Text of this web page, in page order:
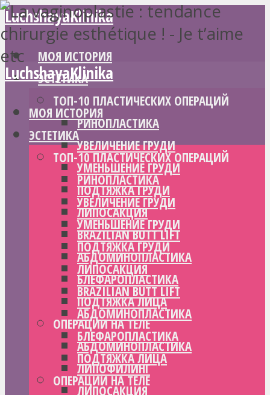
LuchshayaKlinika
МОЯ ИСТОРИЯ
ЭСТЕТИКА
ТОП-10 ПЛАСТИЧЕСКИХ ОПЕРАЦИЙ
РИНОПЛАСТИКА
УВЕЛИЧЕНИЕ ГРУДИ
УМЕНЬШЕНИЕ ГРУДИ
ПОДТЯЖКА ГРУДИ
ЛИПОСАКЦИЯ
BRAZILIAN BUTT LIFT
АБДОМИНОПЛАСТИКА
БЛЕФАРОПЛАСТИКА
ПОДТЯЖКА ЛИЦА
ОПЕРАЦИИ НА ТЕЛЕ
АБДОМИНОПЛАСТИКА
ЛИПОФИЛИНГ
ЛИПОСАКЦИЯ
LuchshayaKlinika
МОЯ ИСТОРИЯ
ЭСТЕТИКА
ТОП-10 ПЛАСТИЧЕСКИХ ОПЕРАЦИЙ
РИНОПЛАСТИКА
УВЕЛИЧЕНИЕ ГРУДИ
УМЕНЬШЕНИЕ ГРУДИ
ПОДТЯЖКА ГРУДИ
ЛИПОСАКЦИЯ
BRAZILIAN BUTT LIFT
АБДОМИНОПЛАСТИКА
БЛЕФАРОПЛАСТИКА
ПОДТЯЖКА ЛИЦА
ОПЕРАЦИИ НА ТЕЛЕ